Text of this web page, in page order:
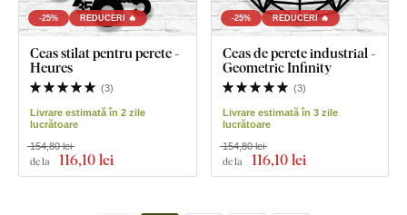
-25% REDUCERI 🔥
Ceas stilat pentru perete -
Heures
(3)
Livrare estimată în 2 zile
lucrătoare
de la 116,10 lei
154,80 lei
-25% REDUCERI 🔥
Ceas de perete industrial -
Geometric Infinity
(3)
Livrare estimată în 3 zile
lucrătoare
de la 116,10 lei
154,80 lei